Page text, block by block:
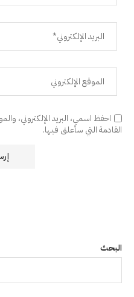
احفظ اسمي، البريد الإلكتروني،
القادمة التي سأعلق فيها.
البحث